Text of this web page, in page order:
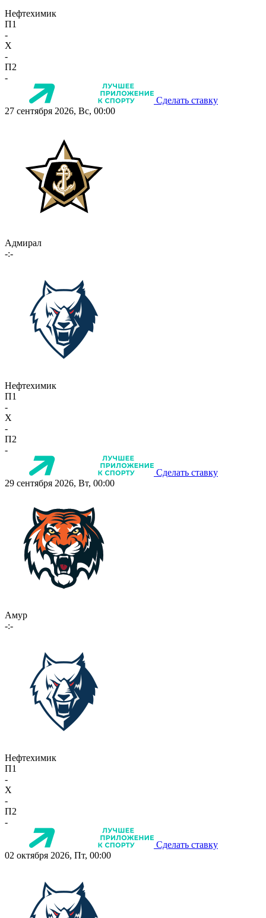
Нефтехимик
П1
-
X
-
П2
-
Сделать ставку
27 сентября 2026, Вс, 00:00
Адмирал
-:-
Нефтехимик
П1
-
X
-
П2
-
Сделать ставку
29 сентября 2026, Вт, 00:00
Амур
-:-
Нефтехимик
П1
-
X
-
П2
-
Сделать ставку
02 октября 2026, Пт, 00:00